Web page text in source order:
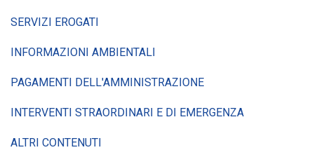
SERVIZI EROGATI
INFORMAZIONI AMBIENTALI
PAGAMENTI DELL'AMMINISTRAZIONE
INTERVENTI STRAORDINARI E DI EMERGENZA
ALTRI CONTENUTI